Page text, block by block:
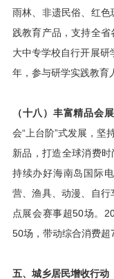
雨林、非遗民俗、红
践教育产品，支持全
大中专学校自行开展
年，参与研学实践教育
（十八）丰富精品会
会“上台阶”式发展，坚
新品，打造全球消费时
持续办好海南岛国际
营、渔具、动漫、自
点展会赛事超50场。
50场，带动综合消费超
五、城乡居民增收行动